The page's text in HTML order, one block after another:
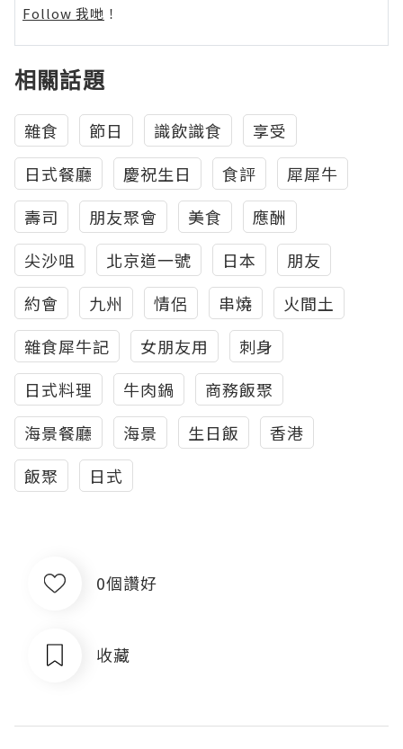
Follow 我哋 ！
相關話題
雜食 節日 識飲識食
享受
日式餐廳
慶祝生日 食評
犀犀牛
壽司
朋友聚會 美食
應酬
尖沙咀
北京道一號 日本
朋友
約會
九州 情侶 串燒
火間土
雜食犀牛記
女朋友用
刺身
日式料理
牛肉鍋
商務飯聚
海景餐廳
海景 生日飯
香港
飯聚
日式
0個讚好
收藏